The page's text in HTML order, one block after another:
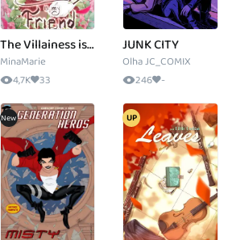
The Villainess is my Friend
MinaMarie
4,7K 33
JUNK CITY
Olha JC_COMIX
246 -